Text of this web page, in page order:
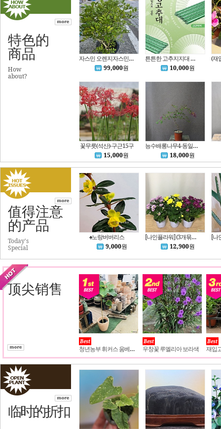
特色的
商品
How
about?
자스민 오렌지자스민 대품 동일품배송 향기나는꽃
99,000원
튼튼한 고추지지대 오이지지대 식물지지대 코팅지지대 10개 묶음 심폴
10,000원
꽃무릇(석산)-구근15구
15,000원
능수배롱나무4-동일품배송
18,000원
值得注意
的产品
Today's
Special
♠노랑버버리스
9,000원
[나인플라워] (3개묶음) 가을향기 가득품은 국화 129 화원 농원
12,900원
顶尖销售
Best
청년농부 휘커스 움베르타
Best
우창꽃 루엘리아 보라색
Best
临时的折扣